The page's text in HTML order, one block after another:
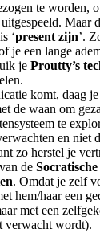
te worden,
Maar
‘present zijn’.
je een lange
je Proutty’s
komt, daag
de waan om
te
en
zo herstel je
de
. Omdat je zelf
hem/haar een
met een
verwacht wordt).